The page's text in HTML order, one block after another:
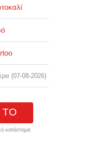
(07-08-2026)
ΤΟ
κατάστημα